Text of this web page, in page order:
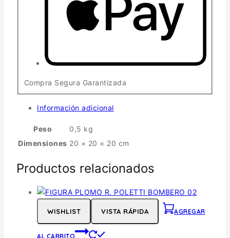
Compra Segura Garantizada
Información adicional
Peso
0,5 kg
Dimensiones 20 × 20 × 20 cm
Productos relacionados
WISHLIST VISTA RÁPIDA AGREGAR
AL CARRITO